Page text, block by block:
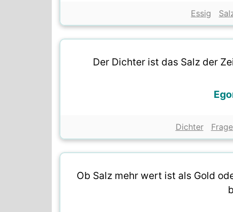
Essig
Der Dichter ist das Salz der
Dichter
Ob Salz mehr wert ist als Gold